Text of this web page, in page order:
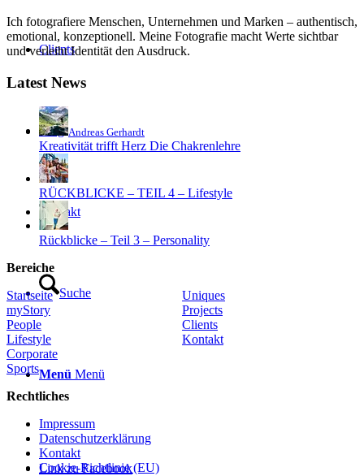
Clients
Blog
Kontakt
Suche
Menü Menü
Link zu Facebook
Ich fotografiere Menschen, Unternehmen und Marken – authentisch,
emotional, konzeptionell. Meine Fotografie macht Werte sichtbar
und verleiht Identität den Ausdruck.
Latest News
Andreas Gerhardt
Kreativität trifft Herz Die Chakrenlehre
RÜCKBLICKE – TEIL 4 – Lifestyle
Rückblicke – Teil 3 – Personality
Bereiche
Startseite
myStory
People
Lifestyle
Corporate
Sports
Uniques
Projects
Clients
Kontakt
Rechtliches
Impressum
Datenschutzerklärung
Kontakt
Cookie-Richtlinie (EU)